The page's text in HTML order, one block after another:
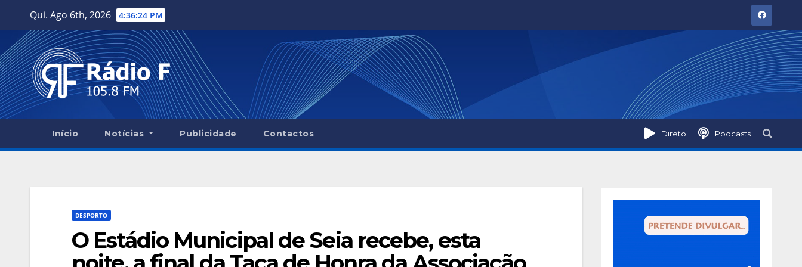
content
Qui. Ago 6th, 2026 4:36:25 PM
Direto Podcasts
Início Notícias Publicidade Contactos
DESPORTO
O Estádio Municipal de Seia recebe, esta